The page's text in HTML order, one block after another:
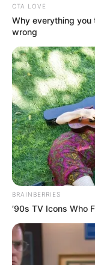
Έκτακτα μέτρα
τηςθερμικής
καταπόνησης
τομέατη
το Υπουργείο
CTA LOVE
Why everything
wrong
BRAINBERRIES
’90s TV Icons Who